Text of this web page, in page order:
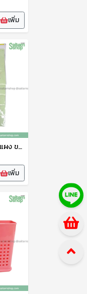
เพิ่ม
ผงกำจัดแมลงสาบแบบแผง ขนาด 20กรัม SP
เพิ่ม